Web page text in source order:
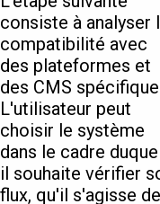
consiste à analyser
compatibilité avec
des plateformes et
des CMS
L'utilisateur peut
choisir le système
dans le cadre
il souhaite vérifier
flux, qu'il s'agisse de